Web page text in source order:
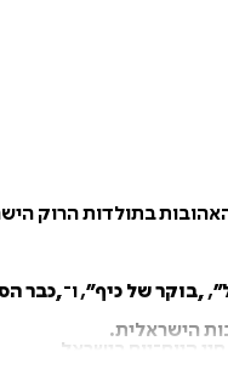
בתולדות הרוק
”
,
„בוקר של כיף”
,ו־„כבר
הישראלית.
היום־יום בישראל